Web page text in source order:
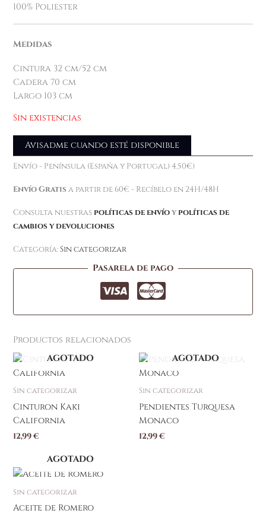
100% Poliester
Medidas
Cintura 32 cm/52 cm
Cadera 70 cm
Largo 103 cm
Sin existencias
Avisadme cuando esté disponible
Envío - Península (España y Portugal) 4,50€)
Envío Gratis a partir de 60€ - Recíbelo en 24H/48H
Consulta nuestras políticas de envíoy políticas de
cambios y devoluciones
Categoría:Sin categorizar
Pasarela de pago
Productos relacionados
AGOTADO
Sin categorizar
Cinturon Kaki
California
12,99€
AGOTADO
Sin categorizar
Pendientes Turquesa
Monaco
12,99€
AGOTADO
Sin categorizar
Aceite de Romero